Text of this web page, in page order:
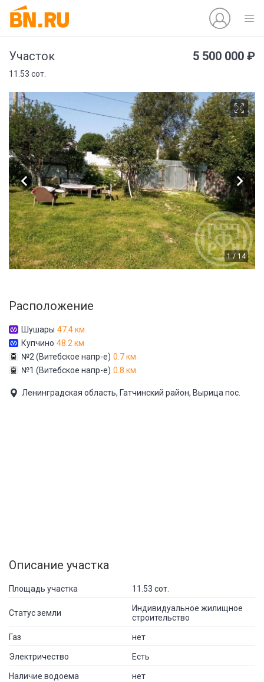
Участок 5 500 000 ₽
11.53 сот.
1 / 14
Расположение
Шушары 47.4 км
Купчино 48.2 км
№2 (Витебское напр-е) 0.7 км
№1 (Витебское напр-е) 0.8 км
Ленинградская область, Гатчинский район, Вырица пос.
Описание участка
Площадь участка 11.53 сот.
Статус земли
Индивидуальное жилищное
строительство
Газ нет
Электричество Есть
Наличие водоема нет